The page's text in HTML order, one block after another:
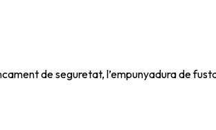
de seguretat, l’empunyadura de